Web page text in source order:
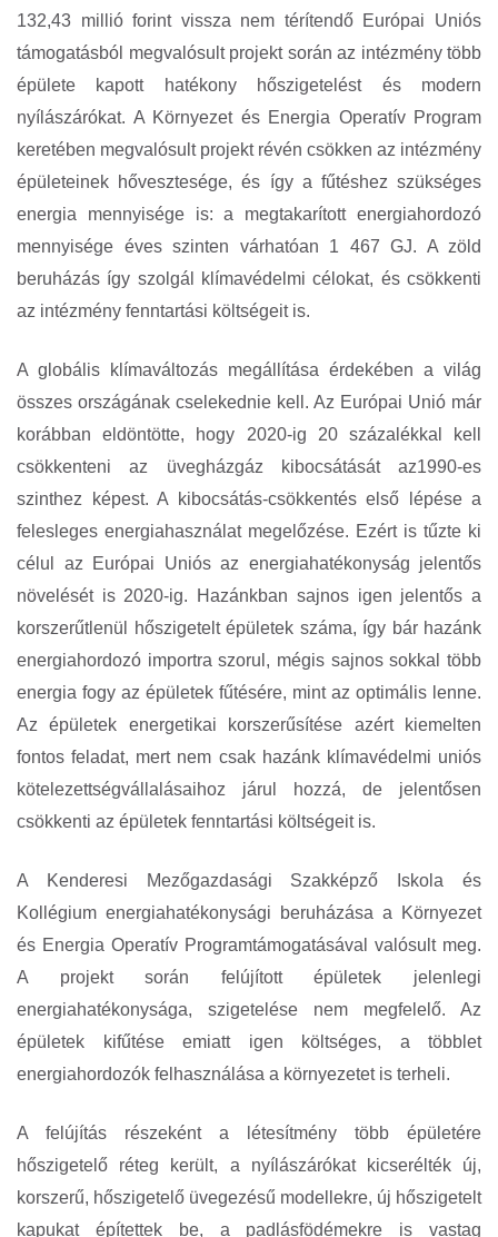
132,43 millió forint vissza nem térítendő Európai Uniós
támogatásból megvalósult projekt során az intézmény több
épülete kapott hatékony hőszigetelést és modern
nyílászárókat. A Környezet és Energia Operatív Program
keretében megvalósult projekt révén csökken az intézmény
épületeinek hővesztesége, és így a fűtéshez szükséges
energia mennyisége is: a megtakarított energiahordozó
mennyisége éves szinten várhatóan 1 467 GJ. A zöld
beruházás így szolgál klímavédelmi célokat, és csökkenti
az intézmény fenntartási költségeit is.
A globális klímaváltozás megállítása érdekében a világ
összes országának cselekednie kell. Az Európai Unió már
korábban eldöntötte, hogy 2020-ig 20 százalékkal kell
csökkenteni az üvegházgáz kibocsátását az1990-es
szinthez képest. A kibocsátás-csökkentés első lépése a
felesleges energiahasználat megelőzése. Ezért is tűzte ki
célul az Európai Uniós az energiahatékonyság jelentős
növelését is 2020-ig. Hazánkban sajnos igen jelentős a
korszerűtlenül hőszigetelt épületek száma, így bár hazánk
energiahordozó importra szorul, mégis sajnos sokkal több
energia fogy az épületek fűtésére, mint az optimális lenne.
Az épületek energetikai korszerűsítése azért kiemelten
fontos feladat, mert nem csak hazánk klímavédelmi uniós
kötelezettségvállalásaihoz járul hozzá, de jelentősen
csökkenti az épületek fenntartási költségeit is.
A Kenderesi Mezőgazdasági Szakképző Iskola és
Kollégium energiahatékonysági beruházása a Környezet
és Energia Operatív Programtámogatásával valósult meg.
A projekt során felújított épületek jelenlegi
energiahatékonysága, szigetelése nem megfelelő. Az
épületek kifűtése emiatt igen költséges, a többlet
energiahordozók felhasználása a környezetet is terheli.
A felújítás részeként a létesítmény több épületére
hőszigetelő réteg került, a nyílászárókat kicserélték új,
korszerű, hőszigetelő üvegezésű modellekre, új hőszigetelt
kapukat építettek be, a padlásfödémekre is vastag